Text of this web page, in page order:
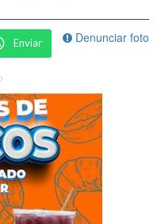
Denunciar foto
Enviar